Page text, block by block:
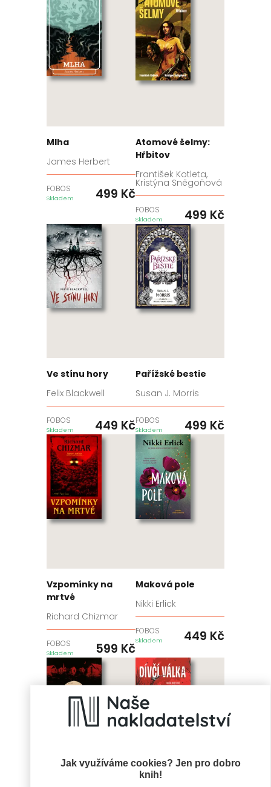
Jak využíváme cookies? Jen pro dobro
knih!
Mlha
James Herbert
FOBOS
Skladem 499 Kč
Atomové šelmy:
Hřbitov
František Kotleta,
Kristýna Sněgoňová
FOBOS
Skladem 499 Kč
Ve stínu hory
Felix Blackwell
FOBOS
Skladem 449 Kč
Pařížské bestie
Susan J. Morris
FOBOS
Skladem 499 Kč
Vzpomínky na
mrtvé
Richard Chizmar
FOBOS
Skladem 599 Kč
Maková pole
Nikki Erlick
FOBOS
Skladem 449 Kč